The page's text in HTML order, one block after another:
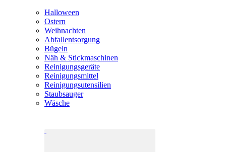
Halloween
Ostern
Weihnachten
Abfallentsorgung
Bügeln
Näh & Stickmaschinen
Reinigungsgeräte
Reinigungsmittel
Reinigungsutensilien
Staubsauger
Wäsche